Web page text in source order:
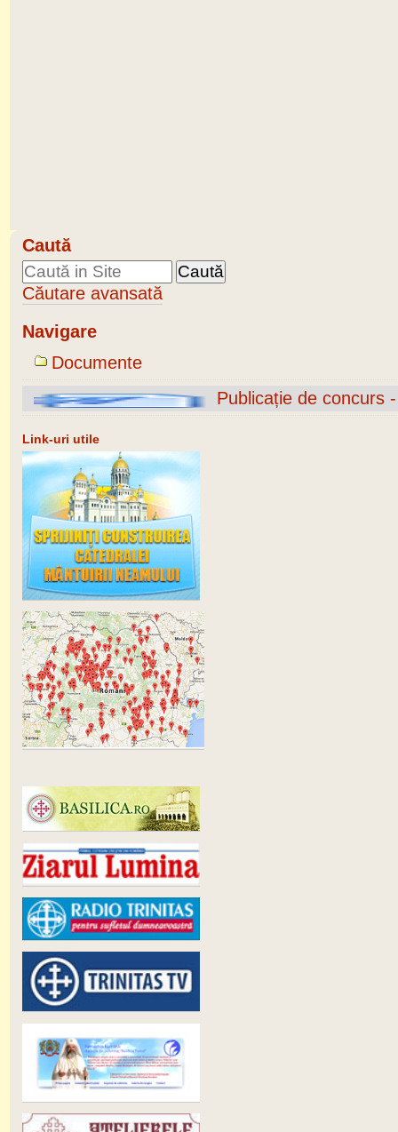
Caută
Căutare avansată
Navigare
Documente
Publicație de concurs
Link-uri utile